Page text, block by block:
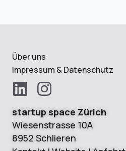
Über uns
Impressum & Datenschutz
startup space Zürich
Wiesenstrasse 10A
8952 Schlieren